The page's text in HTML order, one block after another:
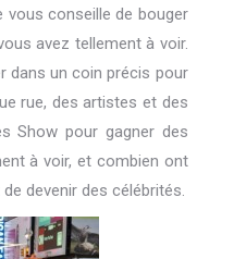
vous conseille de bouger
avez tellement à voir.
dans un coin précis pour
rue, des artistes et des
Show pour gagner des
à voir, et combien ont
devenir des célébrités.